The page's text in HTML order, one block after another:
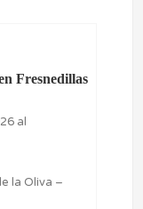
Fresnedillas
al
la Oliva –